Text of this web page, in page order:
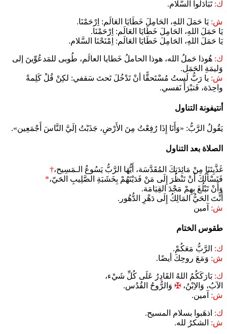
ك: تَبَادَلُوا السَّلام.
ش: يَا حَمَلَ اللهِ، الحَامِلَ خَطَايَا العَالَم: اِرْحَمْنَا.
يَا حَمَلَ اللهِ، الحَامِلَ خَطَايَا العَالَم: اِرْحَمْنَا.
يَا حَمَلَ اللهِ، الحَامِلَ خَطَايَا العَالَم: اِمْنَحْنَا السَّلام.
ك: هُوذا حَملُ الله، هوذا الحاملُ خَطايا العالَم، طُوبى للمَدعُوِّينَ إلى
وَليمَةِ الحَمَل.
ش: يا رَبُّ لَستُ مُسْتَحقًّا أنْ تَدْخُلَ تَحتَ سَقفي: لكِنْ قُلْ كَلِمةً
واحِدَة، فَتبْرَأَ نَفسي.
أنتيفونة التناول
يَقُولُ الرَّبُّ: «وَأَنَا إِذَا رُفِعْتُ مِنَ الأَرْضِ، جَذَبْتُ إلَيَّ النَّاسَ أَجْمَعِين».
الصلاة بعد التناول
غَذَّيِتَنَا مِنْ مَائِدَتِكَ المُقَدَّسَة، أَيُّهَا الرَّبُّ يَسُوعُ الـمَسِيح،†
فَنَسْأَلُكَ أَنْ تَنْظُرَ إِلَى مَنْ فَدَيْتَهُمْ بِخَشَبَةِ الصَّلِيبِ الحَيّ،*
وَأَنْ تَبْلُغَ بِهِمْ مَجْدَ القِيَامَة.
أَنْتَ الحَيُّ المَالِكُ إِلَى دَهْرِ الدُّهُور.
ش: آمين
طقوس الختام
ك: الرَّبُّ مَعَكُمْ.
ش: وَمَعَ روحِكَ أيضًا.
ك: بَارَكَكُمُ اللهُ القَادِرُ عَلَى كُلِّ شَيْء،
الآبُ، وَالاِبْنُ، ✠ وَالرُّوحُ القُدُس.
ش: آمين.
ك: اذهَبوا بسلام المسيح.
ش: الشكرُ لله.